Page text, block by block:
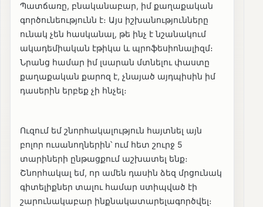
Պատճառը, բնականաբար, իմ քաղաքական
գործունեությունն է։ Այս իշխանությունները
ունակ չեն հասկանալ, թե ինչ է նշանակում
ակադեմիական էթիկա և պրոֆեսիոնալիզմ։
Նրանց համար իմ լսարան մտնելու փաստը
քաղաքական քարոզ է, չնայած այդպիսին իմ
դասերին երբեք չի հնչել։
Ուզում եմ շնորհակալություն հայտնել այն
բոլոր ուսանողներին՝ ում հետ շուրջ 5
տարիների ընթացքում աշխատել ենք։
Շնորհակալ եմ, որ ամեն դասին ձեզ մրցունակ
գիտելիքներ տալու համար ստիպված էի
շարունակաբար ինքնակատարելագործվել։